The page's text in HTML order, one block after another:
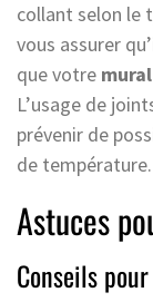
collant selon le
vous assurer
que votre
L’usage de
prévenir de
de température.
Astuces
Conseils